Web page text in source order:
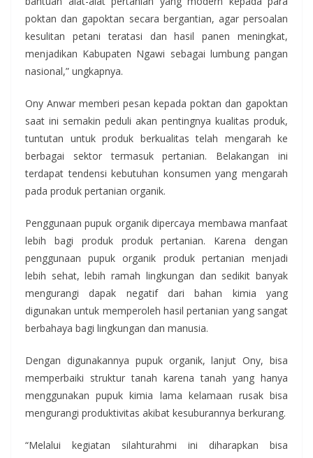
poktan dan gapoktan secara bergantian, agar persoalan
kesulitan petani teratasi dan hasil panen meningkat,
menjadikan Kabupaten Ngawi sebagai lumbung pangan
nasional,” ungkapnya.
Ony Anwar memberi pesan kepada poktan dan gapoktan
saat ini semakin peduli akan pentingnya kualitas produk,
tuntutan untuk produk berkualitas telah mengarah ke
berbagai sektor termasuk pertanian. Belakangan ini
terdapat tendensi kebutuhan konsumen yang mengarah
pada produk pertanian organik.
Penggunaan pupuk organik dipercaya membawa manfaat
lebih bagi produk produk pertanian. Karena dengan
penggunaan pupuk organik produk pertanian menjadi
lebih sehat, lebih ramah lingkungan dan sedikit banyak
mengurangi dapak negatif dari bahan kimia yang
digunakan untuk memperoleh hasil pertanian yang sangat
berbahaya bagi lingkungan dan manusia.
Dengan digunakannya pupuk organik, lanjut Ony, bisa
memperbaiki struktur tanah karena tanah yang hanya
menggunakan pupuk kimia lama kelamaan rusak bisa
mengurangi produktivitas akibat kesuburannya berkurang.
“Melalui kegiatan silahturahmi ini diharapkan bisa